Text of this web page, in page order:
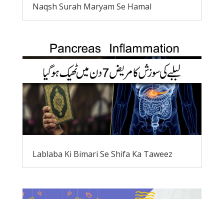
Naqsh Surah Maryam Se Hamal
Lablaba Ki Bimari Se Shifa Ka Taweez